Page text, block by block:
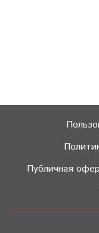
Публичная